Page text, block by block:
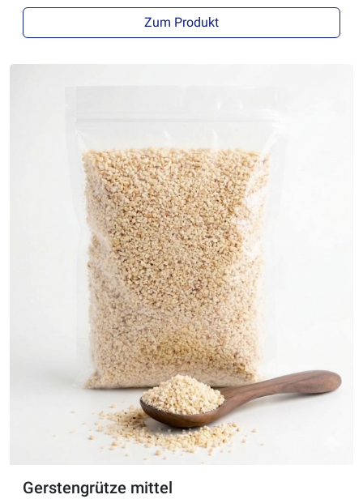
Zum Produkt
Gerstengrütze mittel